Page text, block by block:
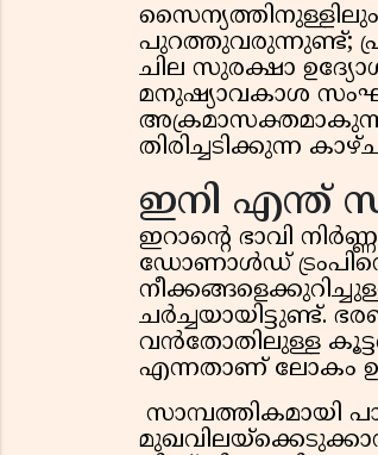
സൈന്യത്തിനുള്ളിലും
പുറത്തുവരുന്നുണ്ട്;
ചില സുരക്ഷാ
മനുഷ്യാവകാശ
തിരിച്ചടിക്കുന്ന
ഇനി എന്ത്
ഇറാന്റെ ഭാവി
ഡോണാൾഡ്
ചർച്ചയായിട്ടുണ്ട്.
വൻതോതിലുള്ള
എന്നതാണ് ലോകം
സാമ്പത്തികമായി